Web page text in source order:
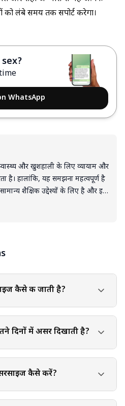
को लंबे समय तक सपोर्ट करेगा।
WhatsApp
और खुशहाली के लिए व्यायाम और
है। हालांकि, यह समझना महत्वपूर्ण है
शैक्षिक उद्देश्यों के लिए है और इसे
फिटनेस पेशेवर या स्वास्थ्य सेवा
नहीं हो सकती है, क्योंकि व्यक्तिगत
चिंताओं या सीमाओं पर विचार कर
हैं। व्यायाम सहित शारीरिक
जोखिम होते हैं। अपने शरीर की बात
सचेत रहना महत्वपूर्ण है। यदि
है, तो तुरंत रुकना और यदि आवश्यक
चोटों या शारीरिक सीमाओं वाले
कैसे की जाती है?
दिनों में असर दिखाती है?
कैसे करें?